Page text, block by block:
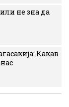
не зна да
Какав